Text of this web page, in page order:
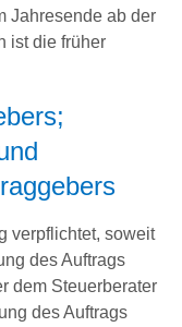
Jahresende ab der
ist die früher
verpflichtet, soweit
des Auftrags
dem Steuerberater
des Auftrags